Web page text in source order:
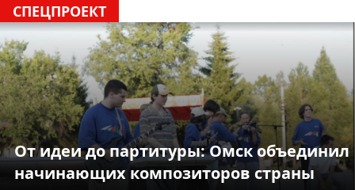
СПЕЦПРОЕКТ
От идеи до партитуры: Омск объединил
начинающих композиторов страны